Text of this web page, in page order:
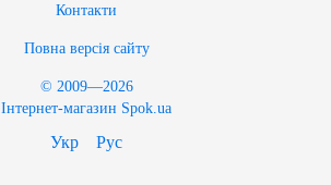
Контакти
Повна версія сайту
© 2009—2026
Інтернет-магазин Spok.ua
Укр Рус